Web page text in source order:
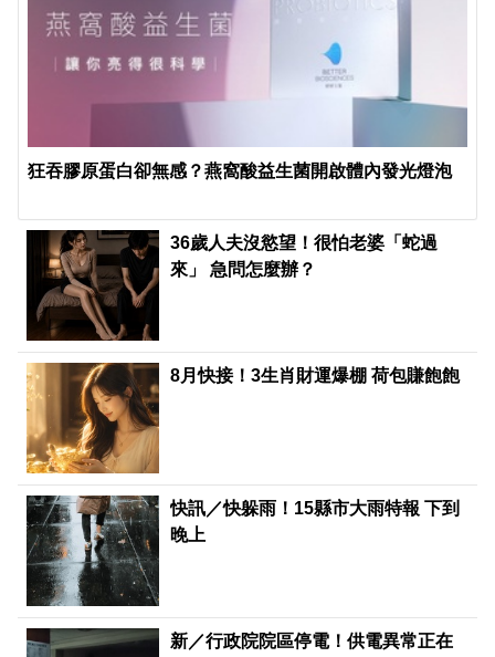
狂吞膠原蛋白卻無感？燕窩酸益生菌開啟體內發光燈泡
36歲人夫沒慾望！很怕老婆「蛇過
來」 急問怎麼辦？
8月快接！3生肖財運爆棚 荷包賺飽飽
快訊／快躲雨！15縣市大雨特報 下到
晚上
新／行政院院區停電！供電異常正在